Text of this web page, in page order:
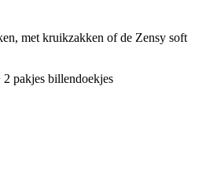
met kruikzakken of de Zensy soft
2 pakjes billendoekjes